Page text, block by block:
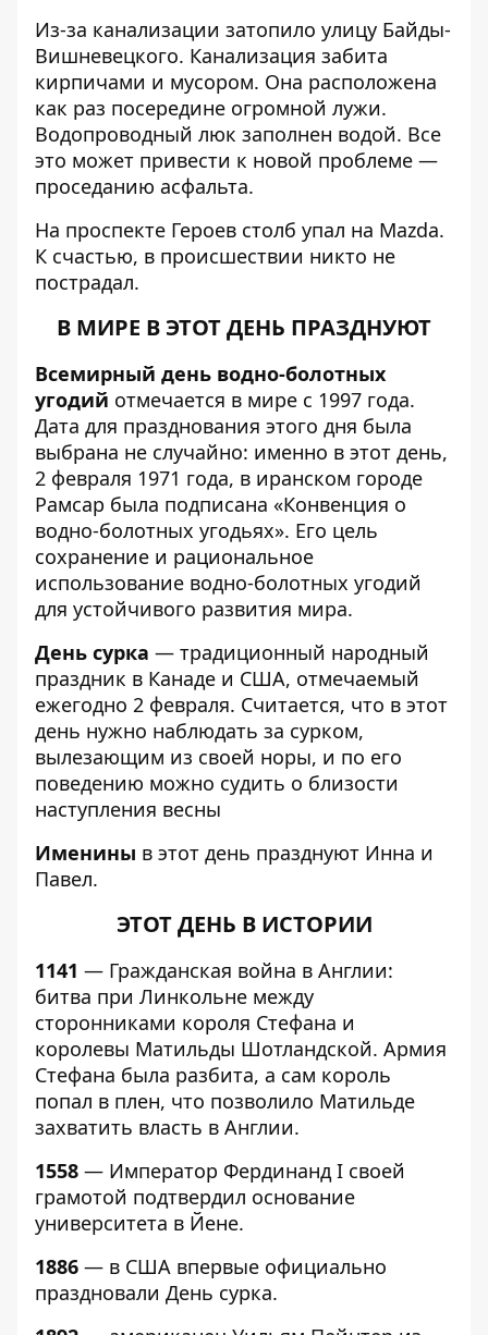
Из-за канализации затопило улицу Байды-
Вишневецкого. Канализация забита
кирпичами и мусором. Она расположена
как раз посередине огромной лужи.
Водопроводный люк заполнен водой. Все
это может привести к новой проблеме —
проседанию асфальта.
На проспекте Героев столб упал на Mazda.
К счастью, в происшествии никто не
пострадал.
В МИРЕ В ЭТОТ ДЕНЬ ПРАЗДНУЮТ
Всемирный день водно-болотных
угодий отмечается в мире с 1997 года.
Дата для празднования этого дня была
выбрана не случайно: именно в этот день,
2 февраля 1971 года, в иранском городе
Рамсар была подписана «Конвенция о
водно-болотных угодьях». Его цель
сохранение и рациональное
использование водно-болотных угодий
для устойчивого развития мира.
День сурка — традиционный народный
праздник в Канаде и США, отмечаемый
ежегодно 2 февраля. Считается, что в этот
день нужно наблюдать за сурком,
вылезающим из своей норы, и по его
поведению можно судить о близости
наступления весны
Именины в этот день празднуют Инна и
Павел.
ЭТОТ ДЕНЬ В ИСТОРИИ
1141 — Гражданская война в Англии:
битва при Линкольне между
сторонниками короля Стефана и
королевы Матильды Шотландской. Армия
Стефана была разбита, а сам король
попал в плен, что позволило Матильде
захватить власть в Англии.
1558 — Император Фердинанд I своей
грамотой подтвердил основание
университета в Йене.
1886 — в США впервые официально
праздновали День сурка.